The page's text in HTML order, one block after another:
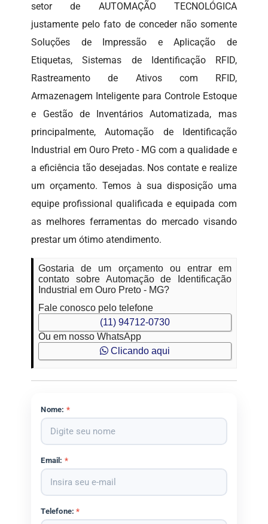
setor de AUTOMAÇÃO TECNOLÓGICA
justamente pelo fato de conceder não somente
Soluções de Impressão e Aplicação de
Etiquetas, Sistemas de Identificação RFID,
Rastreamento de Ativos com RFID,
Armazenagem Inteligente para Controle Estoque
e Gestão de Inventários Automatizada, mas
principalmente, Automação de Identificação
Industrial em Ouro Preto - MG com a qualidade e
a eficiência tão desejadas. Nos contate e realize
um orçamento. Temos à sua disposição uma
equipe profissional qualificada e equipada com
as melhores ferramentas do mercado visando
prestar um ótimo atendimento.
Gostaria de um orçamento ou entrar em
contato sobre Automação de Identificação
Industrial em Ouro Preto - MG?
Fale conosco pelo telefone
(11) 94712-0730
Ou em nosso WhatsApp
Clicando aqui
Nome: *
Email: *
Telefone:*